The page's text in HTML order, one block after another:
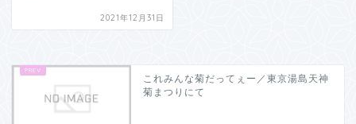
2021年12月31日
これみんな菊だってぇー／東京湯島天神
菊まつりにて